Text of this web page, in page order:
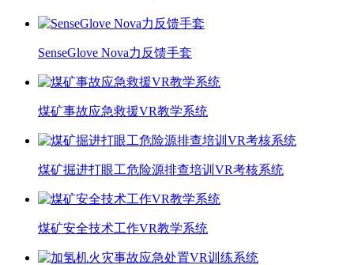
SenseGlove Nova力反馈手套
煤矿事故应急救援VR教学系统
煤矿掘进打眼工危险源排查培训VR考核系统
煤矿安全技术工作VR教学系统